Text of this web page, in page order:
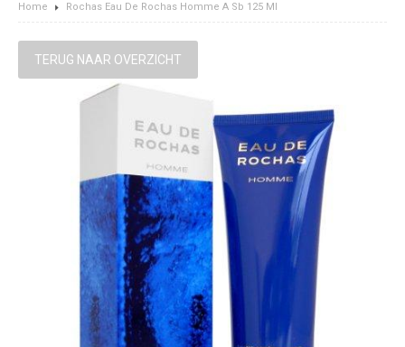
Home Rochas Eau De Rochas Homme A Sb 125 Ml
TERUG NAAR OVERZICHT